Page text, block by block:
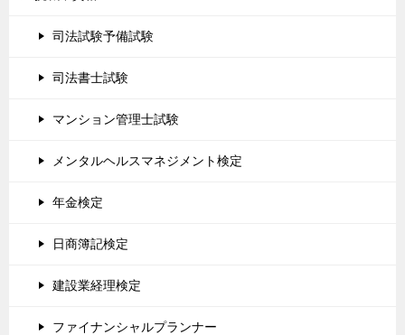
司法試験予備試験
司法書士試験
マンション管理士試験
メンタルヘルスマネジメント検定
年金検定
日商簿記検定
建設業経理検定
ファイナンシャルプランナー